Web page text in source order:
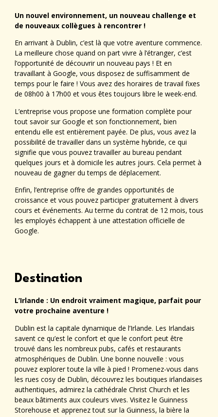
Un nouvel environnement, un nouveau challenge et
de nouveaux collègues à rencontrer !
En arrivant à Dublin, c’est là que votre aventure commence.
La meilleure chose quand on part vivre à l’étranger, c’est
l’opportunité de découvrir un nouveau pays ! Et en
travaillant à Google, vous disposez de suffisamment de
temps pour le faire ! Vous avez des horaires de travail fixes
de 08h00 à 17h00 et vous êtes toujours libre le week-end.
L’entreprise vous propose une formation complète pour
tout savoir sur Google et son fonctionnement, bien
entendu elle est entièrement payée. De plus, vous avez la
possibilité de travailler dans un système hybride, ce qui
signifie que vous pouvez travailler au bureau pendant
quelques jours et à domicile les autres jours. Cela permet à
nouveau de gagner du temps de déplacement.
Enfin, l’entreprise offre de grandes opportunités de
croissance et vous pouvez participer gratuitement à divers
cours et événements. Au terme du contrat de 12 mois, tous
les employés échappent à une attestation officielle de
Google.
Destination
L’Irlande : Un endroit vraiment magique, parfait pour
votre prochaine aventure !
Dublin est la capitale dynamique de l’Irlande. Les Irlandais
savent ce qu’est le confort et que le confort peut être
trouvé dans les nombreux pubs, cafés et restaurants
atmosphériques de Dublin. Une bonne nouvelle : vous
pouvez explorer toute la ville à pied ! Promenez-vous dans
les rues cosy de Dublin, découvrez les boutiques irlandaises
authentiques, admirez la cathédrale Christ Church et les
beaux bâtiments aux couleurs vives. Visitez le Guinness
Storehouse et apprenez tout sur la Guinness, la bière la